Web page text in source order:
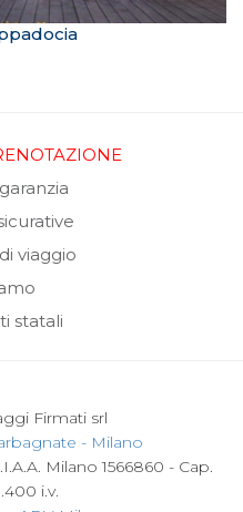
viaggio
statali
Firmati srl
- Milano
Milano 1566860 - Cap.
i.v.